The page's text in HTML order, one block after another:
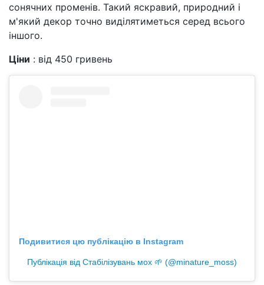
сонячних променів. Такий яскравий, природний і
м'який декор точно виділятиметься серед всього
іншого.
Ціни : від 450 гривень
Подивитися цю публікацію в Instagram
Публікація від Стабілізувань мох 🌱 (@minature_moss)